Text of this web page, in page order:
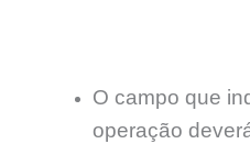
O campo que
operação